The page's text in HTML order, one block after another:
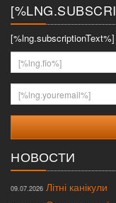
[%lng.subscriptionText%]
[%lng.fio%]
[%lng.youremail%]
НОВОСТИ
09.07.2026 Літні канікули